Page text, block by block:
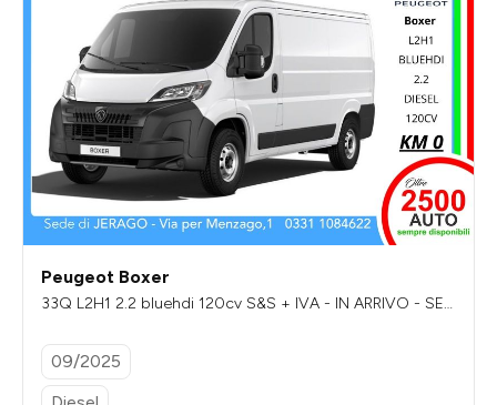
Peugeot Boxer
33Q L2H1 2.2 bluehdi 120cv S&S + IVA - IN ARRIVO - SEN
09/2025